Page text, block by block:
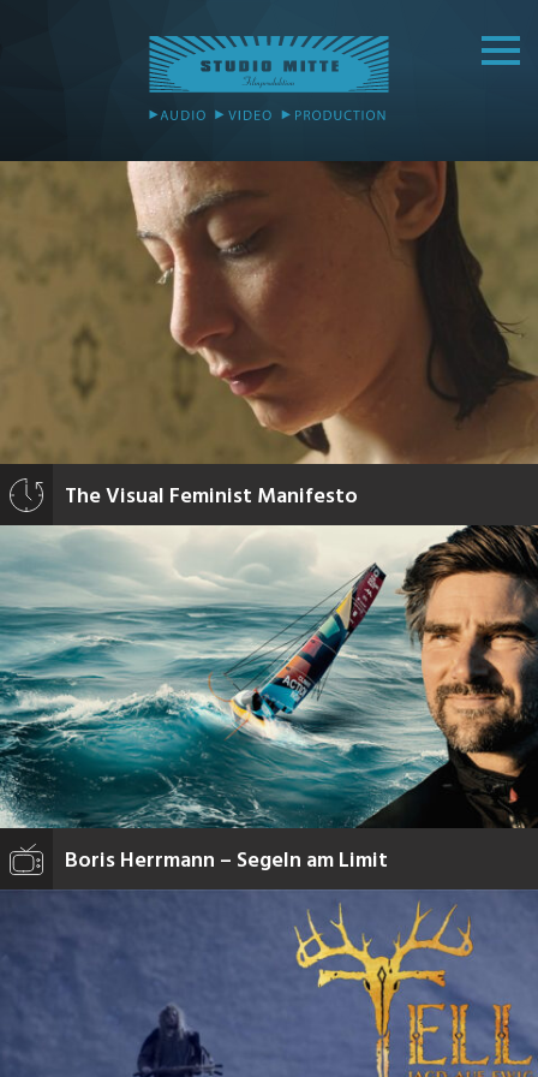
The Visual Feminist Manifesto
Boris Herrmann – Segeln am Limit